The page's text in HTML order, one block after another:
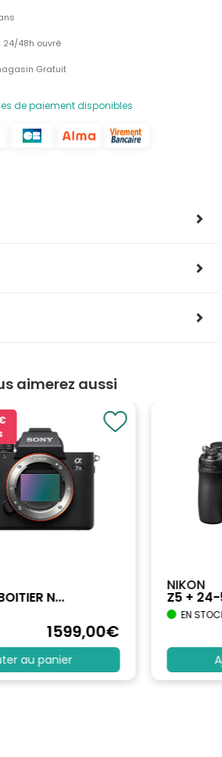
24/48h ouvré
Gratuit
de paiement disponibles
aimerez aussi
N...
1599,00€
au panier
NIKON
Z5 +
EN